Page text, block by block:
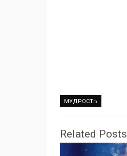
МУДРОСТЬ
Related Posts